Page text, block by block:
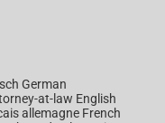
German
English
French